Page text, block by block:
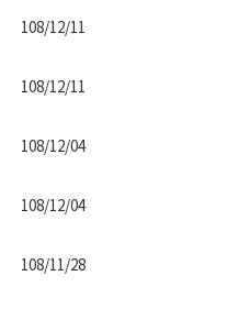
108/12/11
108/12/11
108/12/04
108/12/04
108/11/28